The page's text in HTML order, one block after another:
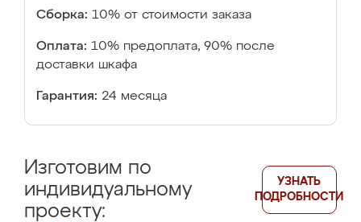
Сборка: 10% от стоимости заказа
Оплата: 10% предоплата, 90% после
доставки шкафа
Гарантия: 24 месяца
Изготовим по
индивидуальному
проекту:
УЗНАТЬ
ПОДРОБНОСТИ